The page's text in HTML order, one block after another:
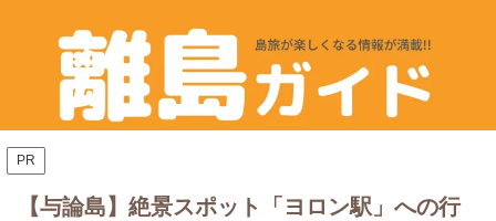
PR
【与論島】絶景スポット「ヨロン駅」への行